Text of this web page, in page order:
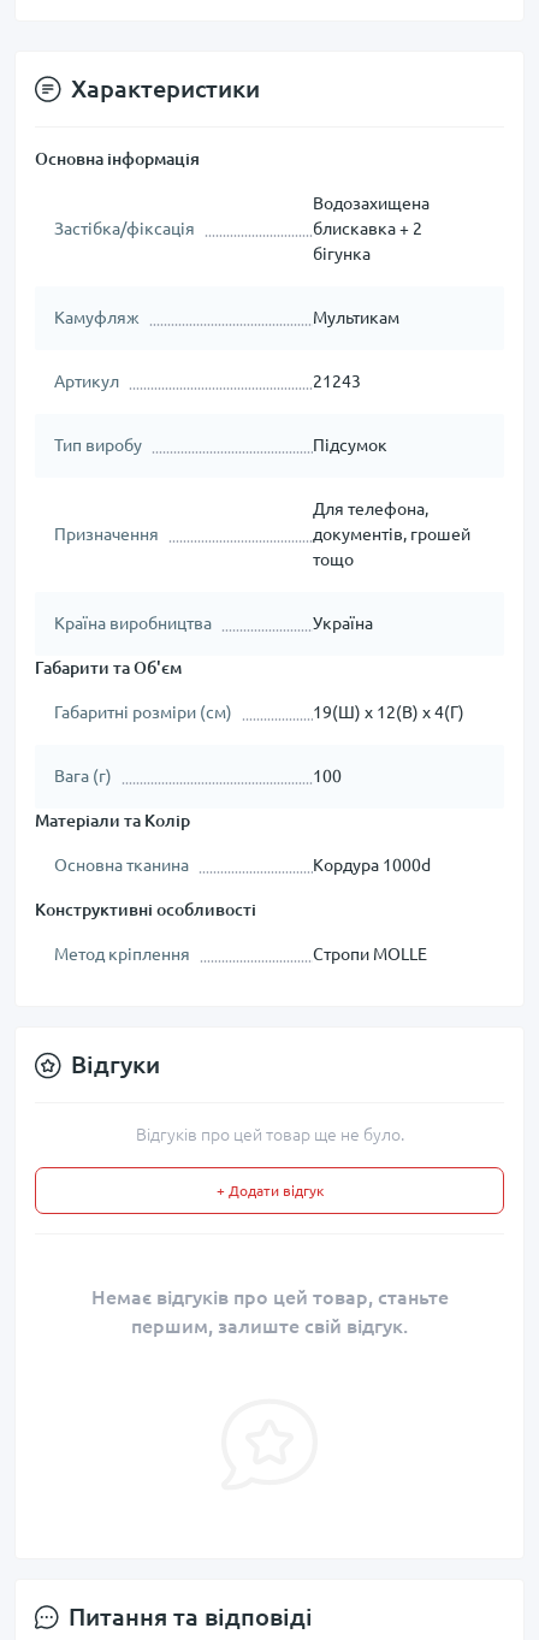
Характеристики
Основна інформація
Застібка/фіксація
Водозахищена
блискавка + 2
бігунка
Камуфляж Мультикам
Артикул 21243
Тип виробу Підсумок
Призначення
Для телефона,
документів, грошей
тощо
Країна виробництва Україна
Габарити та Об'єм
Габаритні розміри (см) 19(Ш) х 12(В) х 4(Г)
Вага (г) 100
Матеріали та Колір
Основна тканина Кордура 1000d
Конструктивні особливості
Метод кріплення Стропи MOLLE
Відгуки
Відгуків про цей товар ще не було.
+ Додати відгук
Немає відгуків про цей товар, станьте
першим, залиште свій відгук.
Питання та відповіді